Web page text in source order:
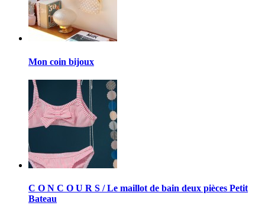
Mon coin bijoux
C O N C O U R S / Le maillot de bain deux pièces Petit
Bateau